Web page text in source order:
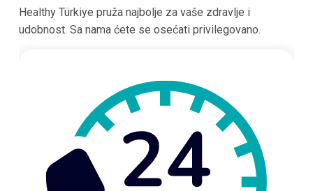
Healthy Türkiye pruža najbolje za vaše zdravlje i
udobnost. Sa nama ćete se osećati privilegovano.